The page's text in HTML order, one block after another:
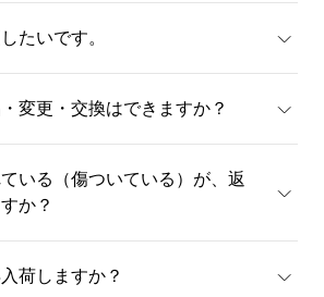
たいです。
変更・交換はできますか？
いる（傷ついている）が、返
か？
荷しますか？